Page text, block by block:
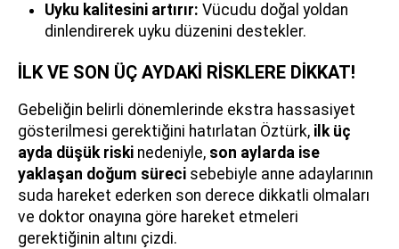
Uyku kalitesini artırır: Vücudu doğal yoldan
dinlendirerek uyku düzenini destekler.
İLK VE SON ÜÇ AYDAKİ RİSKLERE DİKKAT!
Gebeliğin belirli dönemlerinde ekstra hassasiyet
gösterilmesi gerektiğini hatırlatan Öztürk, ilk üç
ayda düşük riski nedeniyle, son aylarda ise
yaklaşan doğum süreci sebebiyle anne adaylarının
suda hareket ederken son derece dikkatli olmaları
ve doktor onayına göre hareket etmeleri
gerektiğinin altını çizdi.